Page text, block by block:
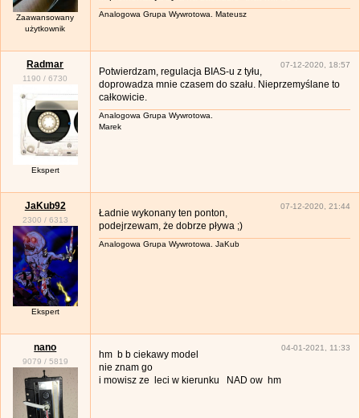
Zaawansowany
użytkownik
Analogowa Grupa Wywrotowa. Mateusz
Radmar
1190 /6730
Ekspert
07-12-2020, 18:57
Potwierdzam, regulacja BIAS-u z tyłu,
doprowadza mnie czasem do szału. Nieprzemyślane to
całkowicie.
Analogowa Grupa Wywrotowa.
Marek
JaKub92
2300 / 6313
Ekspert
07-12-2020, 21:44
Ładnie wykonany ten ponton,
podejrzewam, że dobrze pływa ;)
Analogowa Grupa Wywrotowa. JaKub
nano
9079 / 5819
04-01-2021, 11:33
hm b b ciekawy model
nie znam go
i mowisz ze leci w kierunku NAD ow hm